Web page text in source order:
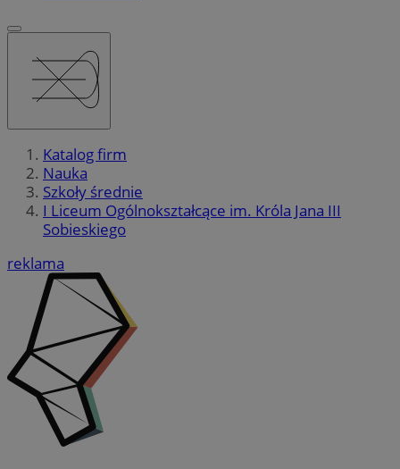
Katalog firm
Nauka
Szkoły średnie
I Liceum Ogólnokształcące im. Króla Jana III
Sobieskiego
reklama